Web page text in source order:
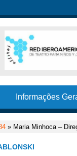
Informações
» Maria Minhoca –